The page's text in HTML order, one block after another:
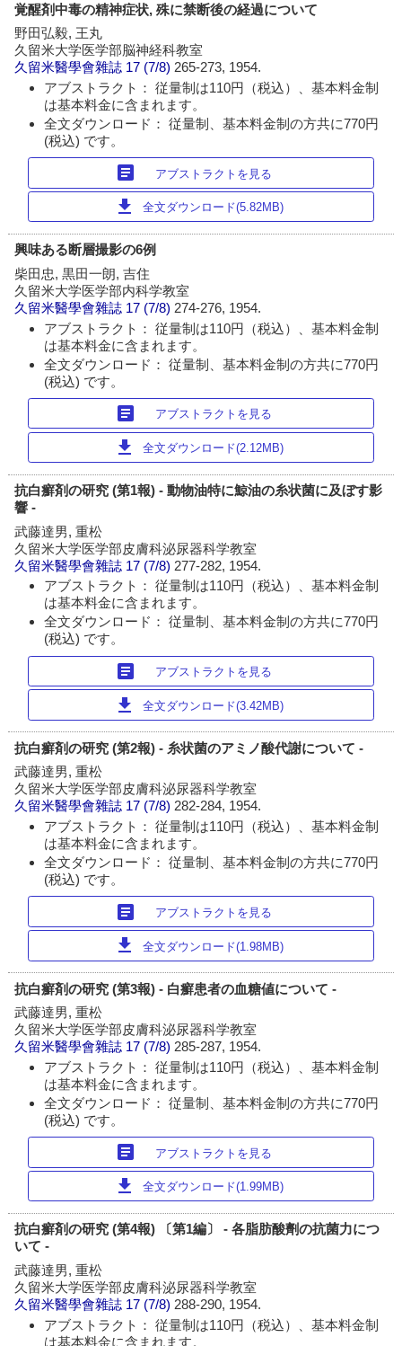
覚醒剤中毒の精神症状, 殊に禁断後の経過について
野田弘毅, 王丸
久留米大学医学部脳神経科教室
久留米醫學會雜誌 17 (7/8) 265-273, 1954.
アブストラクト： 従量制は110円（税込）、基本料金制
は基本料金に含まれます。
全文ダウンロード： 従量制、基本料金制の方共に770円
(税込) です。
article アブストラクトを見る
download 全文ダウンロード(5.82MB)
興味ある断層撮影の6例
柴田忠, 黒田一朗, 吉住
久留米大学医学部内科学教室
久留米醫學會雜誌 17 (7/8) 274-276, 1954.
アブストラクト： 従量制は110円（税込）、基本料金制
は基本料金に含まれます。
全文ダウンロード： 従量制、基本料金制の方共に770円
(税込) です。
article アブストラクトを見る
download 全文ダウンロード(2.12MB)
抗白癬剤の研究 (第1報) - 動物油特に鯨油の糸状菌に及ぼす影
響 -
武藤達男, 重松
久留米大学医学部皮膚科泌尿器科学教室
久留米醫學會雜誌 17 (7/8) 277-282, 1954.
アブストラクト： 従量制は110円（税込）、基本料金制
は基本料金に含まれます。
全文ダウンロード： 従量制、基本料金制の方共に770円
(税込) です。
article アブストラクトを見る
download 全文ダウンロード(3.42MB)
抗白癬剤の研究 (第2報) - 糸状菌のアミノ酸代謝について -
武藤達男, 重松
久留米大学医学部皮膚科泌尿器科学教室
久留米醫學會雜誌 17 (7/8)282-284, 1954.
アブストラクト： 従量制は110円（税込）、基本料金制
は基本料金に含まれます。
全文ダウンロード： 従量制、基本料金制の方共に770円
(税込) です。
article アブストラクトを見る
download 全文ダウンロード(1.98MB)
抗白癬剤の研究 (第3報) - 白癬患者の血糖値について -
武藤達男, 重松
久留米大学医学部皮膚科泌尿器科学教室
久留米醫學會雜誌 17 (7/8) 285-287, 1954.
アブストラクト： 従量制は110円（税込）、基本料金制
は基本料金に含まれます。
全文ダウンロード： 従量制、基本料金制の方共に770円
(税込) です。
article アブストラクトを見る
download 全文ダウンロード(1.99MB)
抗白癬剤の研究 (第4報) 〔第1編〕 - 各脂肪酸劑の抗菌力につ
いて -
武藤達男, 重松
久留米大学医学部皮膚科泌尿器科学教室
久留米醫學會雜誌 17 (7/8) 288-290, 1954.
アブストラクト： 従量制は110円（税込）、基本料金制
は基本料金に含まれます。